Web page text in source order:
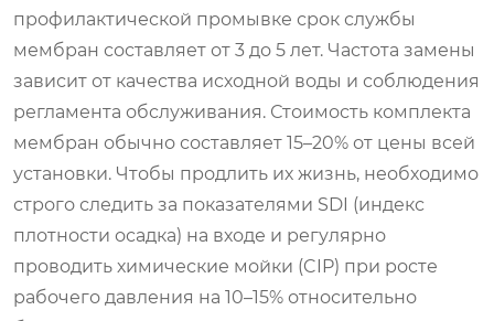
профилактической промывке срок службы
мембран составляет от 3 до 5 лет. Частота замены
зависит от качества исходной воды и соблюдения
регламента обслуживания. Стоимость комплекта
мембран обычно составляет 15–20% от цены всей
установки. Чтобы продлить их жизнь, необходимо
строго следить за показателями SDI (индекс
плотности осадка) на входе и регулярно
проводить химические мойки (CIP) при росте
рабочего давления на 10–15% относительно